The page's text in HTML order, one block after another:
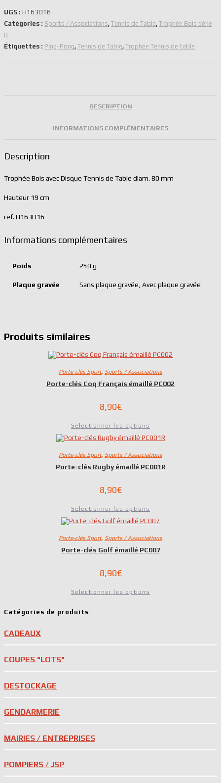
de
Table
H163D16
UGS : H163D16
Catégories : Sports / Associations, Tennis de Table, Trophée Bois série
B
Étiquettes : Ping-Pong, Tennis de Table, Trophée Tennis de table
DESCRIPTION
INFORMATIONS COMPLÉMENTAIRES
Description
Trophée Bois avec Disque Tennis de Table diam. 80 mm
Hauteur 19 cm
ref. H163D16
Informations complémentaires
Poids 250 g
Plaque gravée Sans plaque gravée, Avec plaque gravée
Produits similaires
Porte-clés Sport, Sports / Associations
Porte-clés Coq Français émaillé PC002
8,90€
Selectionner les options
Porte-clés Sport, Sports / Associations
Porte-clés Rugby émaillé PC001R
8,90€
Selectionner les options
Porte-clés Sport, Sports / Associations
Porte-clés Golf émaillé PC007
8,90€
Selectionner les options
Catégories de produits
CADEAUX
COUPES "LOTS"
DESTOCKAGE
GENDARMERIE
MAIRIES / ENTREPRISES
POMPIERS / JSP